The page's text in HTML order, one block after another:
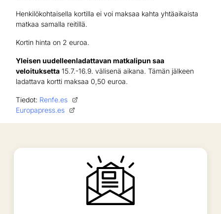
Henkilökohtaisella kortilla ei voi maksaa kahta yhtäaikaista
matkaa samalla reitillä.
Kortin hinta on 2 euroa.
Yleisen uudelleenladattavan matkalipun saa
veloituksetta 15.7.-16.9. välisenä aikana. Tämän jälkeen
ladattava kortti maksaa 0,50 euroa.
Tiedot: Renfe.es
Europapress.es